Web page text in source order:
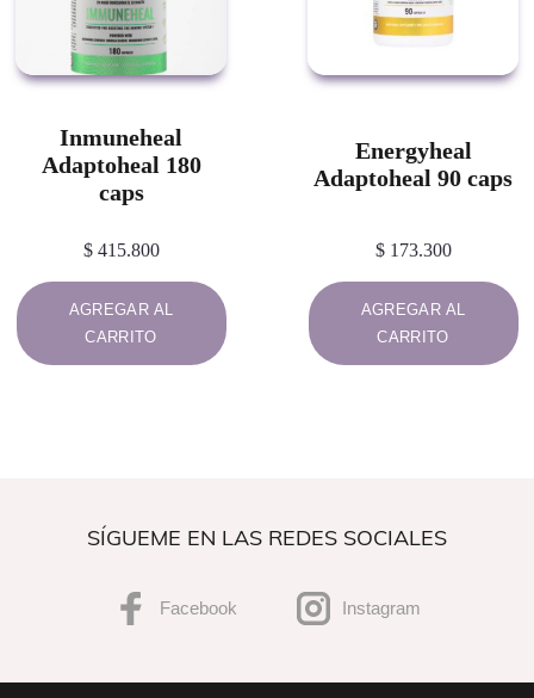
Inmuneheal
Adaptoheal 180
caps
$415.800
AGREGAR AL
CARRITO
Energyheal
Adaptoheal 90 caps
$173.300
AGREGAR AL
CARRITO
SÍGUEME EN LAS REDES SOCIALES
Facebook Instagram